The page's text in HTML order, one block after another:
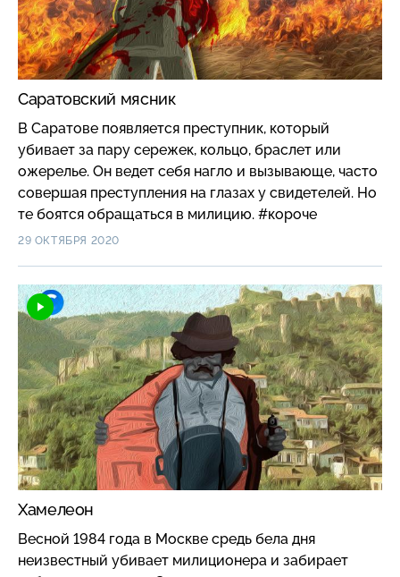
Саратовский мясник
В Саратове появляется преступник, который
убивает за пару сережек, кольцо, браслет или
ожерелье. Он ведет себя нагло и вызывающе, часто
совершая преступления на глазах у свидетелей. Но
те боятся обращаться в милицию. #короче
29 ОКТЯБРЯ 2020
Хамелеон
Весной 1984 года в Москве средь бела дня
неизвестный убивает милиционера и забирает